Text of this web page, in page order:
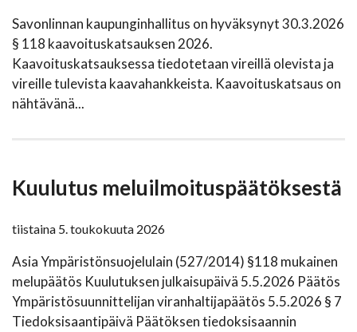
Savonlinnan kaupunginhallitus on hyväksynyt 30.3.2026
§ 118 kaavoituskatsauksen 2026.
Kaavoituskatsauksessa tiedotetaan vireillä olevista ja
vireille tulevista kaavahankkeista. Kaavoituskatsaus on
nähtävänä...
Kuulutus meluilmoituspäätöksestä
tiistaina 5. toukokuuta 2026
Asia Ympäristönsuojelulain (527/2014) §118 mukainen
melupäätös Kuulutuksen julkaisupäivä 5.5.2026 Päätös
Ympäristösuunnittelijan viranhaltijapäätös 5.5.2026 § 7
Tiedoksisaantipäivä Päätöksen tiedoksisaannin